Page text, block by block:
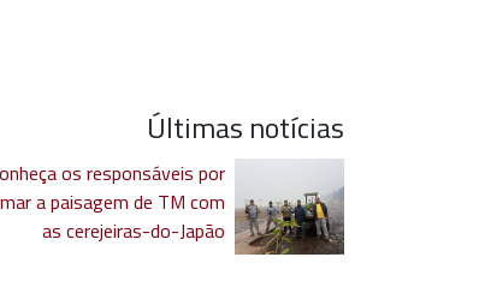
Últimas notícias
os responsáveis por
a paisagem de TM com
as cerejeiras-do-Japão